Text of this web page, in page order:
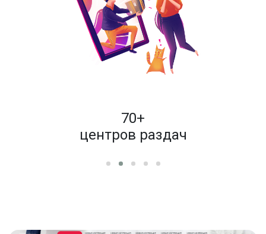
70+
центров раздач